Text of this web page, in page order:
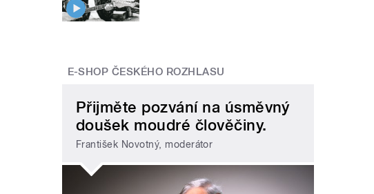
E-SHOP ČESKÉHO ROZHLASU
Přijměte pozvání na úsměvný
doušek moudré člověčiny.
František Novotný, moderátor